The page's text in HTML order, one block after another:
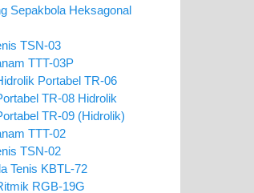
Sepakbola Heksagonal
TSN-03
TTT-03P
Portabel TR-06
TR-08 Hidrolik
TR-09 (Hidrolik)
TTT-02
TSN-02
Tenis KBTL-72
RGB-19G